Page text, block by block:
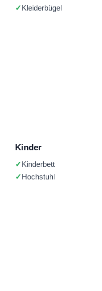
Kleiderbügel
Kinder
Kinderbett
Hochstuhl